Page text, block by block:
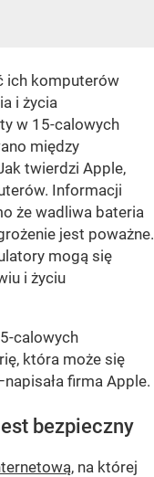
ich komputerów
i życia
w 15-calowych
między
twierdzi Apple,
Informacji
że wadliwa bateria
jest poważne.
mogą się
i życiu
calowych
która może się
firma Apple.
bezpieczny
, na której